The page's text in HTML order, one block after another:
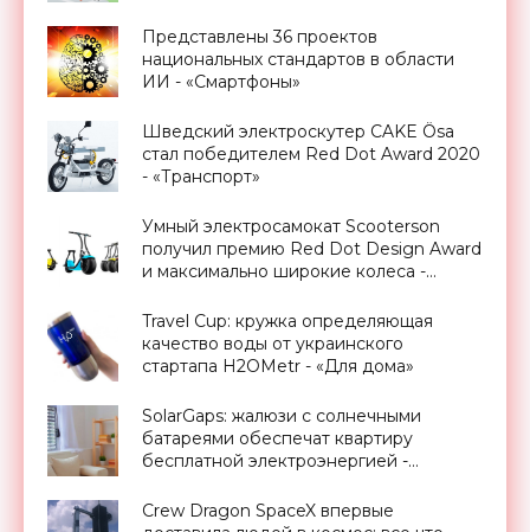
Представлены 36 проектов
национальных стандартов в области
ИИ - «Смартфоны»
Шведский электроскутер CAKE Ösa
стал победителем Red Dot Award 2020
- «Транспорт»
Умный электросамокат Scooterson
получил премию Red Dot Design Award
и максимально широкие колеса -
Travel Cup: кружка определяющая
качество воды от украинского
стартапа H2OMetr - «Для дома»
SolarGaps: жалюзи с солнечными
батареями обеспечат квартиру
бесплатной электроэнергией -
Crew Dragon SpaceX впервые